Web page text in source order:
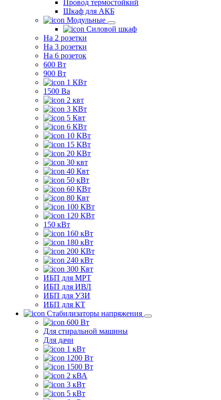
Провод термостойкий
Шкаф для АКБ
Модульные
Силовой шкаф
На 2 розетки
На 3 розетки
На 6 розеток
600 Вт
900 Вт
1 КВт
1500 Ва
2 квт
3 КВт
5 Квт
6 КВт
10 КВт
15 КВт
20 КВт
30 квт
40 Квт
50 кВт
60 КВт
80 Квт
100 КВт
120 КВт
150 кВт
160 кВт
180 кВт
200 КВт
240 кВт
300 Квт
ИБП для МРТ
ИБП для ИВЛ
ИБП для УЗИ
ИБП для КТ
Стабилизаторы напряжения
600 Вт
Для стиральной машины
Для дачи
1 кВт
1200 Вт
1500 Вт
2 кВА
3 кВт
5 кВт